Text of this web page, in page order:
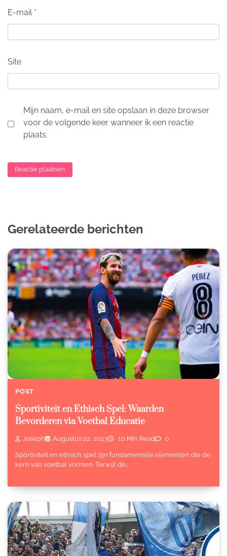
E-mail *
Site
Mijn naam, e-mail en site opslaan in deze browser
voor de volgende keer wanneer ik een reactie
plaats.
Gerelateerde berichten
POST
Sportiviteit en Ethisch Spel: Waarden
Bevorderen via Voetbal Educatie
Joseph Augustus 22, 2023 10 Min Read 0
Sportiviteit en ethisch spel zijn fundamentele elementen die de
kern van voetbal vormen. Terwijl de…